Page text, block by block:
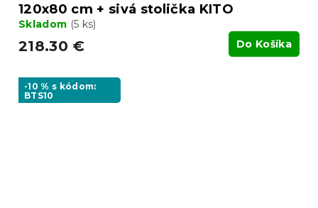
120x80 cm + sivá stolička KITO
Skladom (5 ks)
218.30 € Do Košíka
-10 % s kódom:
BTS10